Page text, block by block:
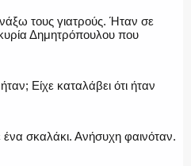
τους γιατρούς. Ήταν σε
Δημητρόπουλου που
Είχε καταλάβει ότι ήταν
σκαλάκι. Ανήσυχη φαινόταν.